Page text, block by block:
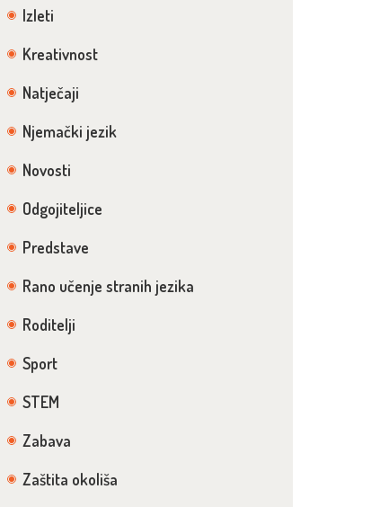
Izleti
Kreativnost
Natječaji
Njemački jezik
Novosti
Odgojiteljice
Predstave
Rano učenje stranih jezika
Roditelji
Sport
STEM
Zabava
Zaštita okoliša